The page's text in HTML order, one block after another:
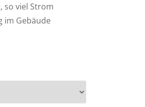
so viel Strom
im Gebäude